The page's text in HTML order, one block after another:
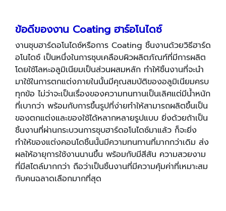
ข้อดีของงาน Coating ฮาร์อโนไดซ์
งานชุบฮาร์ดอโนไดซ์หรือการ Coating ชิ้นงานด้วยวิธีฮาร์ด
อโนไดซ์ เป็นหนึ่งในการชุบเคลือบผิวผลิตภัณฑ์ที่มีการผลิต
โดยใช้โลหะอลูมิเนียมเป็นส่วนผสมหลัก ทำให้ชิ้นงานที่จะนำ
มาใช้ในการตกแต่งภายในนั้นมีคุณสมบัติของอลูมิเนียมครบ
ทุกข้อ ไม่ว่าจะเป็นเรื่องของความทนทานเป็นเลิศแต่มีน้ำหนัก
ที่เบากว่า พร้อมกับการขึ้นรูปที่ง่ายทำให้สามารถผลิตขึ้นเป็น
ของตกแต่งและของใช้ได้หลากหลายรูปแบบ ยิ่งด้วยถ้าเป็น
ชิ้นงานที่ผ่านกระบวนการชุบฮาร์ดอโนไดซ์มาแล้ว ก็จะยิ่ง
ทำให้ของแต่งคอนโดชิ้นนั้นมีความทนทานที่มากกว่าเดิม ส่ง
ผลให้อายุการใช้งานนานขึ้น พร้อมกับมีสีสัน ความสวยงาม
ที่มีสไตล์มากกว่า ถือว่าเป็นชิ้นงานที่มีความคุ้มค่าที่เหมาะสม
กับคนฉลาดเลือกมากที่สุด